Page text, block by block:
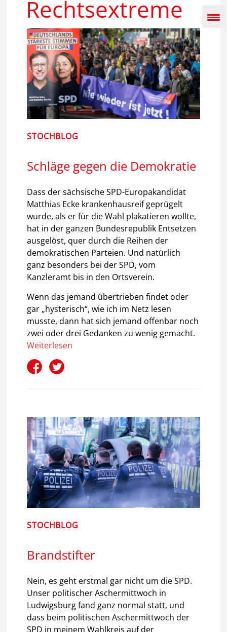
springenRechtsextreme
STOCHBLOG
Schläge gegen die Demokratie
Dass der sächsische SPD-Europakandidat
Matthias Ecke krankenhausreif geprügelt
wurde, als er für die Wahl plakatieren wollte,
hat in der ganzen Bundesrepublik Entsetzen
ausgelöst, quer durch die Reihen der
demokratischen Parteien. Und natürlich
ganz besonders bei der SPD, vom
Kanzleramt bis in den Ortsverein.
Wenn das jemand übertrieben findet oder
gar „hysterisch“, wie ich im Netz lesen
musste, dann hat sich jemand offenbar noch
zwei oder drei Gedanken zu wenig gemacht.
Weiterlesen
STOCHBLOG
Brandstifter
Nein, es geht erstmal gar nicht um die SPD.
Unser politischer Aschermittwoch in
Ludwigsburg fand ganz normal statt, und
dass beim politischen Aschermittwoch der
SPD in meinem Wahlkreis auf der